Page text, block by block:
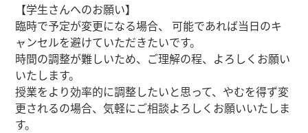
【学生さんへのお願い】
臨時で予定が変更になる場合、 可能であれば当日のキ
ャンセルを避けていただきたいです。
時間の調整が難しいため、ご理解の程、よろしくお願い
いたします。
授業をより効率的に調整したいと思って、やむを得ず変
更されるの場合、気軽にご相談よろしくお願いいたしま
す。